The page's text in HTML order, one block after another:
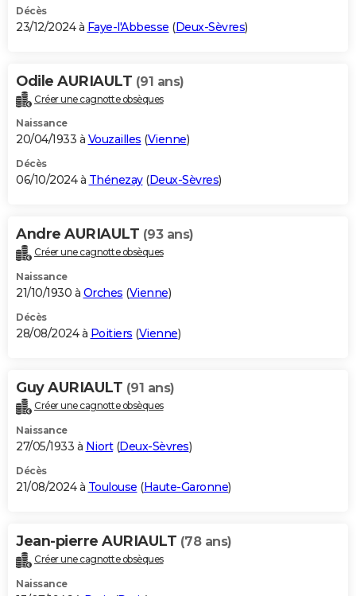
Décès
23/12/2024 à Faye-l'Abbesse (Deux-Sèvres)
Odile AURIAULT (91 ans)
Créer une cagnotte obsèques
Naissance
20/04/1933 à Vouzailles (Vienne)
Décès
06/10/2024 à Thénezay(Deux-Sèvres)
Andre AURIAULT (93 ans)
Créer une cagnotte obsèques
Naissance
21/10/1930 à Orches (Vienne)
Décès
28/08/2024 à Poitiers (Vienne)
Guy AURIAULT (91 ans)
Créer une cagnotte obsèques
Naissance
27/05/1933 à Niort(Deux-Sèvres)
Décès
21/08/2024 à Toulouse (Haute-Garonne)
Jean-pierre AURIAULT (78 ans)
Créer une cagnotte obsèques
Naissance